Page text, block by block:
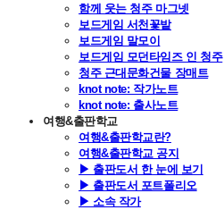
함께 웃는 청주 마그넷
보드게임 서천꽃밭
보드게임 말모이
보드게임 모던타임즈 인 청주
청주 근대문화건물 장매트
knot note: 작가노트
knot note: 출사노트
여행&출판학교
여행&출판학교란?
여행&출판학교 공지
▶ 출판도서 한 눈에 보기
▶ 출판도서 포트폴리오
▶ 소속 작가